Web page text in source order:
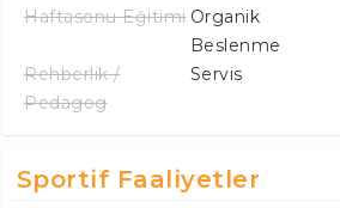
Haftasonu Eğitimi Organik
Beslenme
Rehberlik /
Pedagog
Servis
Sportif Faaliyetler